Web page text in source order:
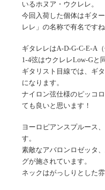
いるホヌア・ウクレレ。
今回入荷した個体はギタ
レレ」の名称で有名ですね
ギタレレはA-D-G-C-E-A
1-4弦はウクレレLow-Gと
ギタリスト目線では、ギ
になります。
ナイロン弦仕様のピッコ
ても良いと思います！
ヨーロピアンスプルース
す。
素敵なアバロンロゼッタ
グが施されています。
ネックはがっしりとした雰